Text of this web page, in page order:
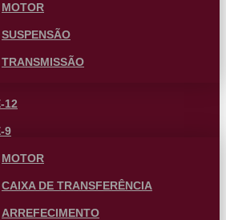
MOTOR
SUSPENSÃO
TRANSMISSÃO
12
9
MOTOR
CAIXA DE TRANSFERÊNCIA
ARREFECIMENTO